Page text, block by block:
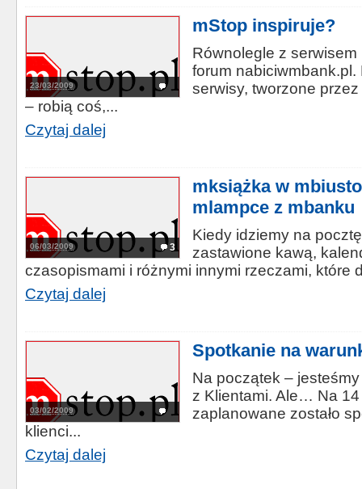
23/03/2009
mStop inspiruje?
Równolegle z serwisem
forum
serwisy, tworzone
– robią coś,...
Czytaj dalej
3
06/03/2009
mksiążka w
mlampce z mbanku
Kiedy idziemy na
zastawione kawą,
czasopismami i różnymi innymi rzeczami, które
Czytaj dalej
03/02/2009
Spotkanie na
Na początek –
z Klientami. Ale… Na
zaplanowane zostało
klienci...
Czytaj dalej